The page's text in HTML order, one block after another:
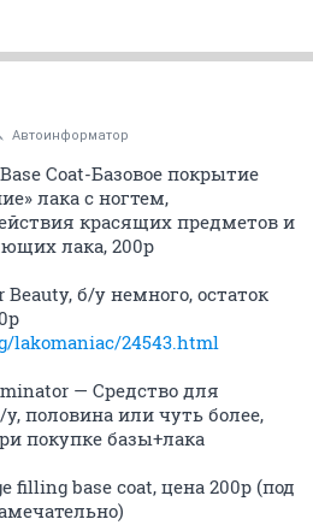
Автоинформатор
Coat-Базовое покрытие
лака с ногтем,
красящих предметов и
лака, 200р
б/у немного, остаток
lakomaniac/24543.html
— Средство для
половина или чуть более,
покупке базы+лака
filling base coat, цена 200р (под